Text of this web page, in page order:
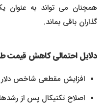
همچنان می تواند به عنوان یک
گذاران باقی بماند.
دلایل احتمالی کاهش قیمت طلا
افزایش مقطعی شاخص دلار
اصلاح تکنیکال پس از رشدهای